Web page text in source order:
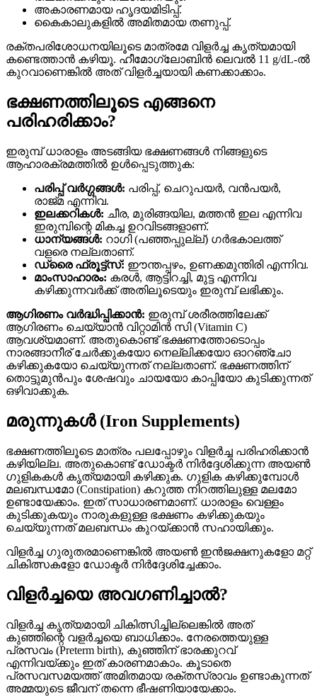
അകാരണമായ ഹൃദയമിടിപ്പ്.
കൈകാലുകളിൽ അമിതമായ തണുപ്പ്.
രക്തപരിശോധനയിലൂടെ മാത്രമേ വിളർച്ച കൃത്യമായി
കണ്ടെത്താൻ കഴിയൂ. ഹീമോഗ്ലോബിൻ ലെവൽ 11 g/dL-ൽ
കുറവാണെങ്കിൽ അത് വിളർച്ചയായി കണക്കാക്കാം.
ഭക്ഷണത്തിലൂടെ എങ്ങനെ
പരിഹരിക്കാം?
ഇരുമ്പ് ധാരാളം അടങ്ങിയ ഭക്ഷണങ്ങൾ നിങ്ങളുടെ
ആഹാരക്രമത്തിൽ ഉൾപ്പെടുത്തുക:
പരിപ്പ് വർഗ്ഗങ്ങൾ: പരിപ്പ്, ചെറുപയർ, വൻപയർ,
രാജ്മ എന്നിവ.
ഇലക്കറികൾ: ചീര, മുരിങ്ങയില, മത്തൻ ഇല എന്നിവ
ഇരുമ്പിന്റെ മികച്ച ഉറവിടങ്ങളാണ്.
ധാന്യങ്ങൾ: റാഗി (പഞ്ഞപ്പുല്ല്) ഗർഭകാലത്ത്
വളരെ നല്ലതാണ്.
ഡ്രൈ ഫ്രൂട്ട്സ്: ഈന്തപ്പഴം, ഉണക്കമുന്തിരി എന്നിവ.
മാംസാഹാരം: കരൾ, ആട്ടിറച്ചി, മുട്ട എന്നിവ
കഴിക്കുന്നവർക്ക് അതിലൂടെയും ഇരുമ്പ് ലഭിക്കും.
ആഗിരണം വർദ്ധിപ്പിക്കാൻ: ഇരുമ്പ് ശരീരത്തിലേക്ക്
ആഗിരണം ചെയ്യാൻ വിറ്റാമിൻ സി (Vitamin C)
ആവശ്യമാണ്. അതുകൊണ്ട് ഭക്ഷണത്തോടൊപ്പം
നാരങ്ങാനീര് ചേർക്കുകയോ നെല്ലിക്കയോ ഓറഞ്ചോ
കഴിക്കുകയോ ചെയ്യുന്നത് നല്ലതാണ്. ഭക്ഷണത്തിന്
തൊട്ടുമുൻപും ശേഷവും ചായയോ കാപ്പിയോ കുടിക്കുന്നത്
ഒഴിവാക്കുക.
മരുന്നുകൾ (Iron Supplements)
ഭക്ഷണത്തിലൂടെ മാത്രം പലപ്പോഴും വിളർച്ച പരിഹരിക്കാൻ
കഴിയില്ല. അതുകൊണ്ട് ഡോക്ടർ നിർദ്ദേശിക്കുന്ന അയൺ
ഗുളികകൾ കൃത്യമായി കഴിക്കുക. ഗുളിക കഴിക്കുമ്പോൾ
മലബന്ധമോ (Constipation) കറുത്ത നിറത്തിലുള്ള മലമോ
ഉണ്ടായേക്കാം. ഇത് സാധാരണമാണ്. ധാരാളം വെള്ളം
കുടിക്കുകയും നാരുകളുള്ള ഭക്ഷണം കഴിക്കുകയും
ചെയ്യുന്നത് മലബന്ധം കുറയ്ക്കാൻ സഹായിക്കും.
വിളർച്ച ഗുരുതരമാണെങ്കിൽ അയൺ ഇൻജക്ഷനുകളോ മറ്റ്
ചികിത്സകളോ ഡോക്ടർ നിർദ്ദേശിച്ചേക്കാം.
വിളർച്ചയെ അവഗണിച്ചാൽ?
വിളർച്ച കൃത്യമായി ചികിത്സിച്ചില്ലെങ്കിൽ അത്
കുഞ്ഞിന്റെ വളർച്ചയെ ബാധിക്കാം. നേരത്തെയുള്ള
പ്രസവം (Preterm birth), കുഞ്ഞിന് ഭാരക്കുറവ്
എന്നിവയ്ക്കും ഇത് കാരണമാകാം. കൂടാതെ
പ്രസവസമയത്ത് അമിതമായ രക്തസ്രാവം ഉണ്ടാകുന്നത്
അമ്മയുടെ ജീവന് തന്നെ ഭീഷണിയായേക്കാം.